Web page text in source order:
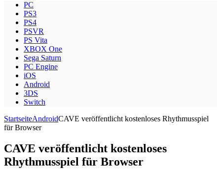
PC
PS3
PS4
PSVR
PS Vita
XBOX One
Sega Saturn
PC Engine
iOS
Android
3DS
Switch
StartseiteAndroidCAVE veröffentlicht kostenloses Rhythmusspiel
für Browser
CAVE veröffentlicht kostenloses
Rhythmusspiel für Browser